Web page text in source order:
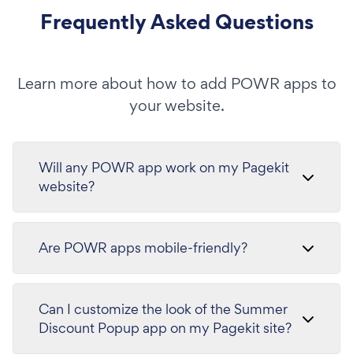
Frequently Asked Questions
Learn more about how to add POWR apps to
your website.
Will any POWR app work on my Pagekit
website?
Are POWR apps mobile-friendly?
Can I customize the look of the Summer
Discount Popup app on my Pagekit site?